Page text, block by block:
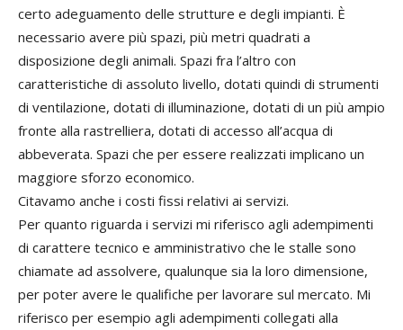
certo adeguamento delle strutture e degli impianti. È
necessario avere più spazi, più metri quadrati a
disposizione degli animali. Spazi fra l’altro con
caratteristiche di assoluto livello, dotati quindi di strumenti
di ventilazione, dotati di illuminazione, dotati di un più ampio
fronte alla rastrelliera, dotati di accesso all’acqua di
abbeverata. Spazi che per essere realizzati implicano un
maggiore sforzo economico.
Citavamo anche i costi fissi relativi ai servizi.
Per quanto riguarda i servizi mi riferisco agli adempimenti
di carattere tecnico e amministrativo che le stalle sono
chiamate ad assolvere, qualunque sia la loro dimensione,
per poter avere le qualifiche per lavorare sul mercato. Mi
riferisco per esempio agli adempimenti collegati alla